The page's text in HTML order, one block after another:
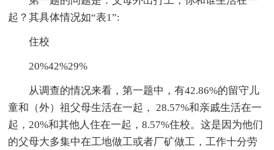
起？其具体情况如“表1”:
住校
20%42%29%
从调查的情况来看，第一题中，有42.86%的留守儿
童和（外）祖父母生活在一起， 28.57%和亲戚生活在一
起，20%和其他人住在一起，8.57%住校。这是因为他们
的父母大多集中在工地做工或者厂矿做工，工作十分劳